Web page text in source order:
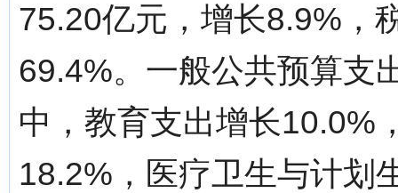
75.20亿元，增长8.9%，
69.4%。一般公共预算支
中，教育支出增长10.0%
18.2%，医疗卫生与计划